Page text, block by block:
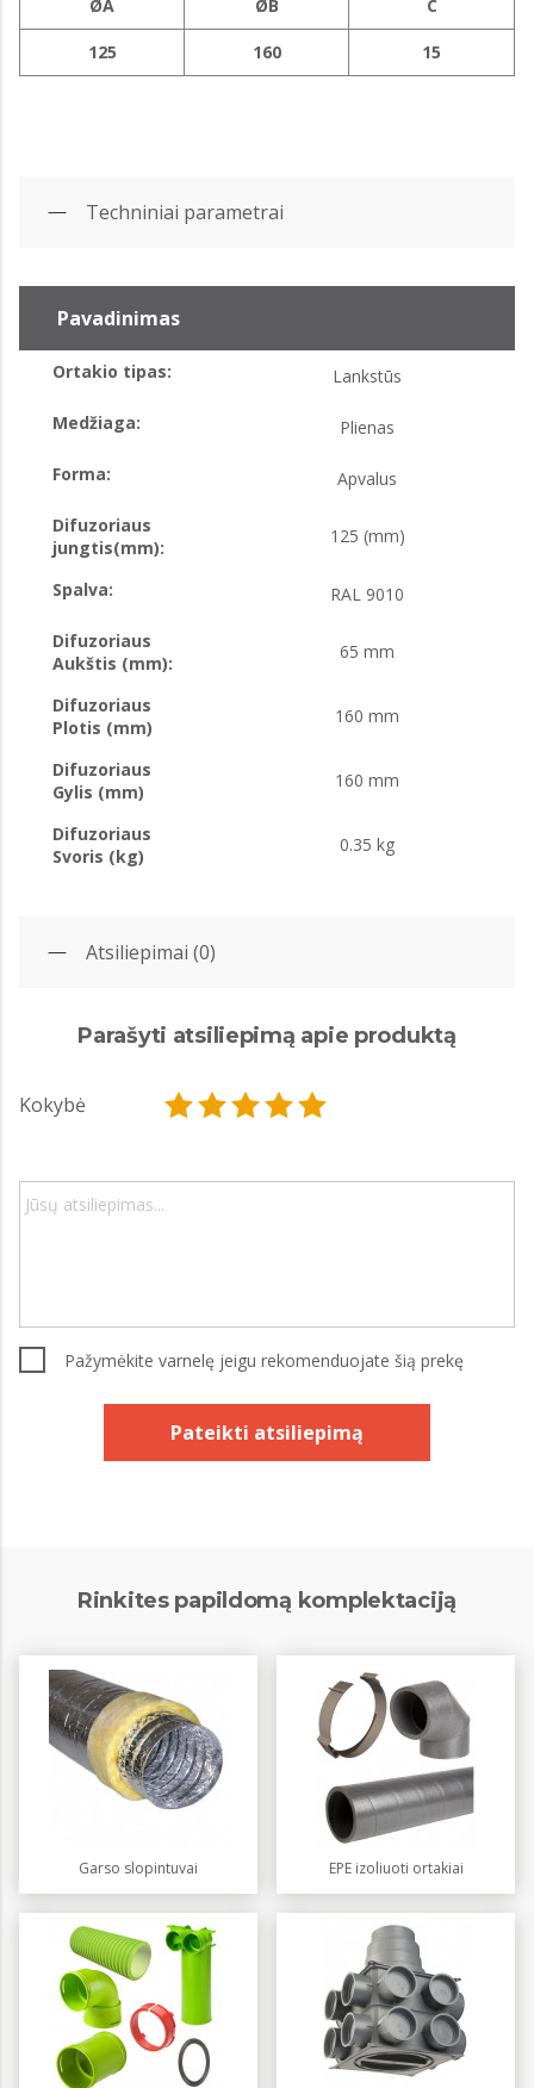
ØA ØB C
125 160 15
Techniniai parametrai
Pavadinimas
Ortakio tipas: Lankstūs
Medžiaga: Plienas
Forma: Apvalus
Difuzoriaus
jungtis(mm):
125 (mm)
Spalva: RAL 9010
Difuzoriaus
Aukštis (mm):
65 mm
Difuzoriaus
Plotis (mm)
160 mm
Difuzoriaus
Gylis (mm)
160 mm
Difuzoriaus
Svoris (kg)
0.35 kg
Atsiliepimai (0)
Parašyti atsiliepimą apie produktą
Kokybė
Pažymėkite varnelę jeigu rekomenduojate šią prekę
Pateikti atsiliepimą
Rinkites papildomą komplektaciją
Garso slopintuvai EPE izoliuoti ortakiai